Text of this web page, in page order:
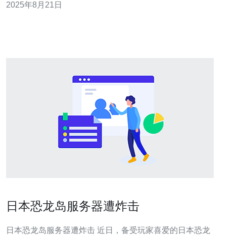
调设备，让许多企业感到为难。本文将为您提供详细的选
2025年8月21日
日本恐龙岛服务器遭炸击
日本恐龙岛服务器遭炸击 近日，备受玩家喜爱的日本恐龙